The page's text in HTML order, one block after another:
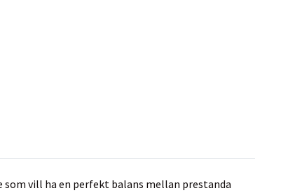
vill ha en perfekt balans mellan prestanda